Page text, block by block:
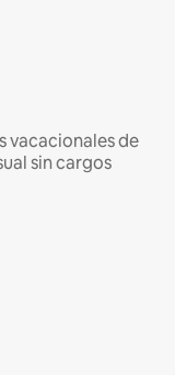
vacacionales de
sin cargos